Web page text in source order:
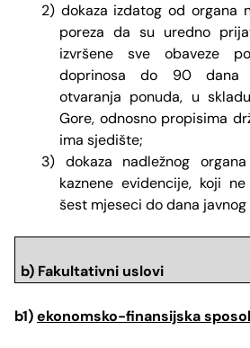
2) dokaza izdatog od organa
poreza da su uredno
izvršene sve obaveze
doprinosa do 90 dana
otvaranja ponuda, u
Gore, odnosno propisima
ima sjedište;
3) dokaza nadležnog
kaznene evidencije, koji
šest mjeseci do dana
b) Fakultativni uslovi
b1)ekonomsko-finansijska